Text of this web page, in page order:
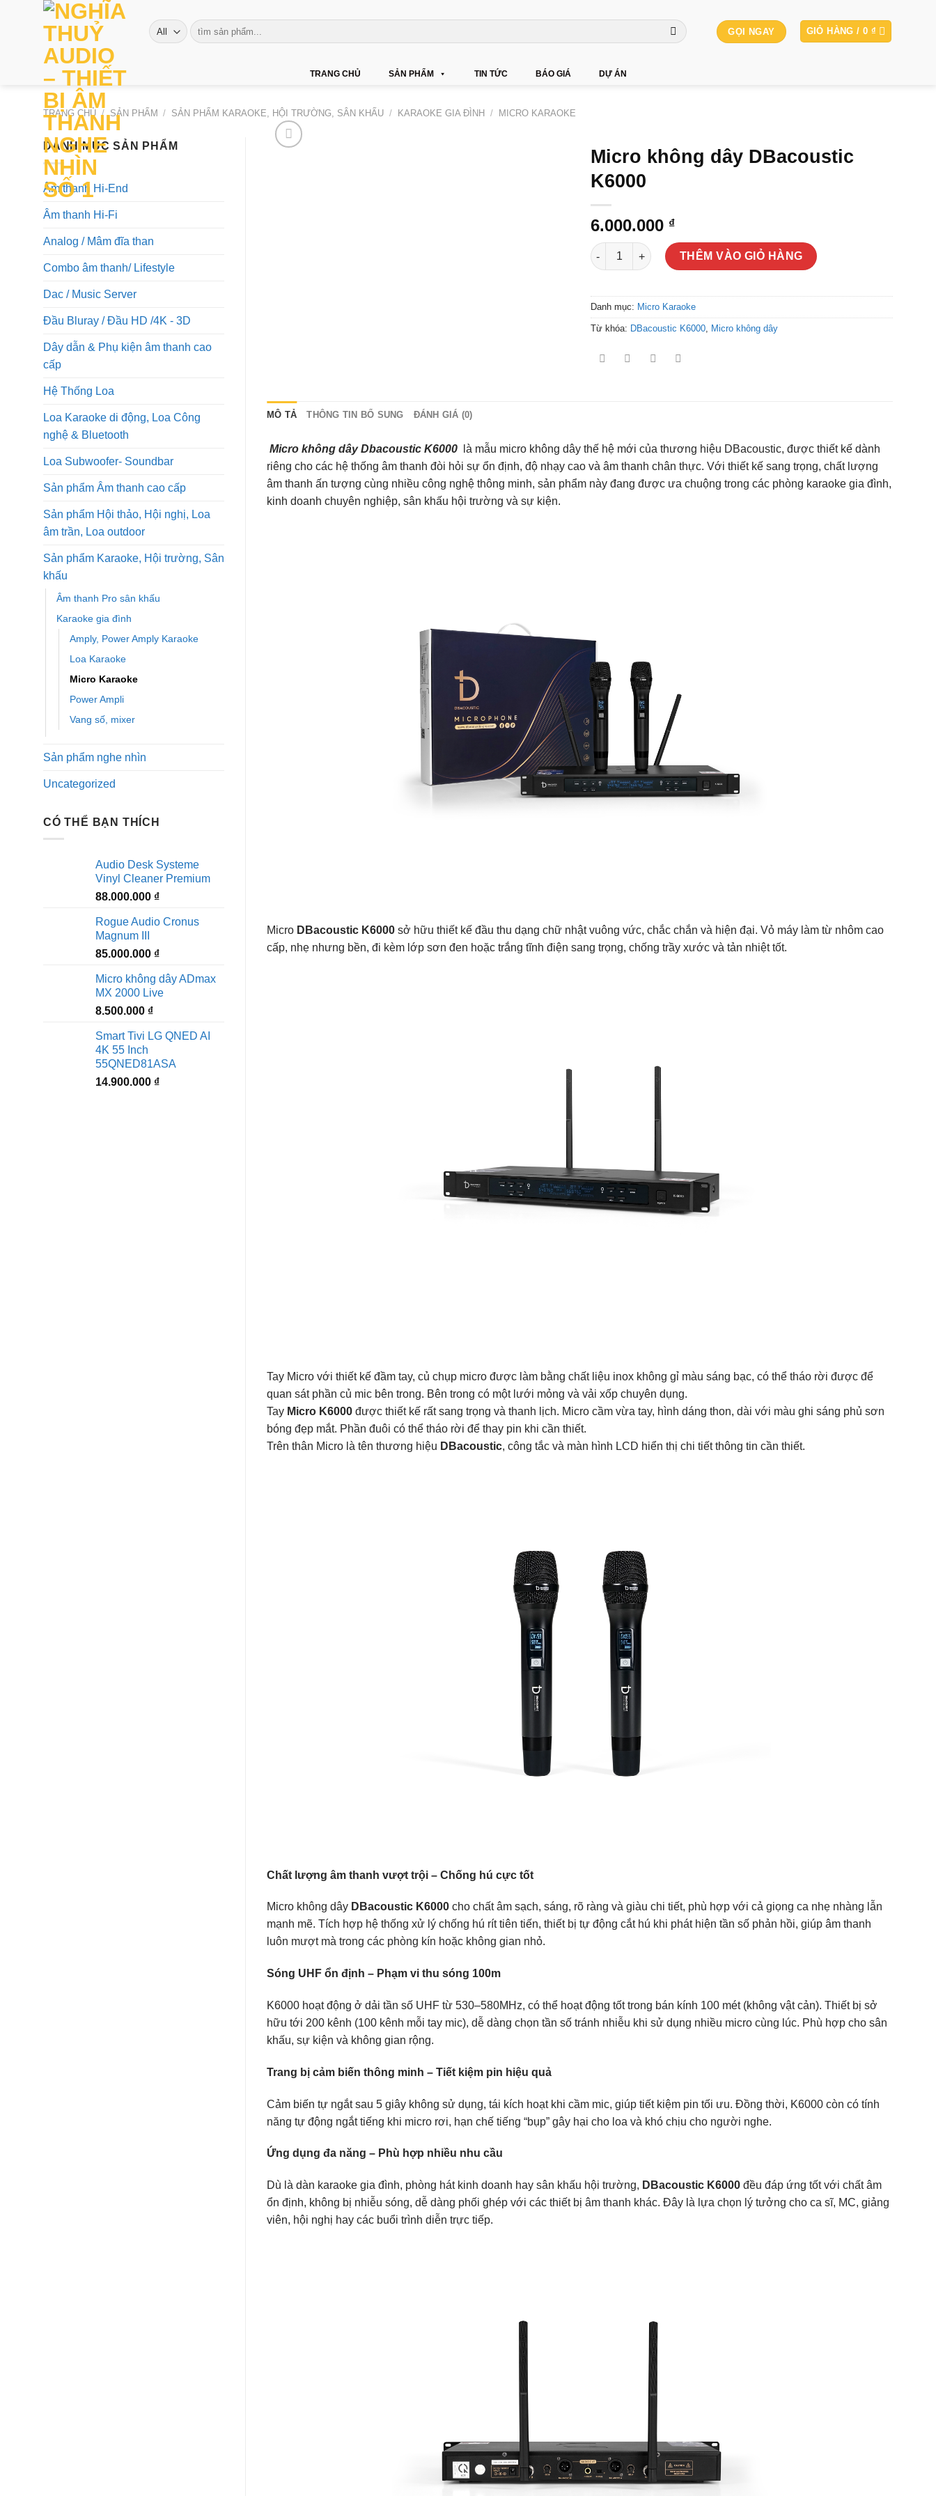
Tìm
kiếm:
GỌI NGAY GIỎ HÀNG / 0 ₫
TRANG CHỦ SẢN PHẨM TIN TỨC BÁO GIÁ DỰ ÁN
TRANG CHỦ / SẢN PHẨM / SẢN PHẨM KARAOKE, HỘI TRƯỜNG, SÂN KHẤU / KARAOKE GIA ĐÌNH / MICRO KARAOKE
DANH MỤC SẢN PHẨM
Âm thanh Hi-End
Âm thanh Hi-Fi
Analog / Mâm đĩa than
Combo âm thanh/ Lifestyle
Dac / Music Server
Đầu Bluray / Đầu HD /4K - 3D
Dây dẫn & Phụ kiện âm thanh cao
cấp
Hệ Thống Loa
Loa Karaoke di động, Loa Công
nghệ & Bluetooth
Loa Subwoofer- Soundbar
Sản phẩm Âm thanh cao cấp
Sản phẩm Hội thảo, Hội nghị, Loa
âm trần, Loa outdoor
Sản phẩm Karaoke, Hội trường, Sân
khấu
Âm thanh Pro sân khấu
Karaoke gia đình
Amply, Power Amply Karaoke
Loa Karaoke
Micro Karaoke
Power Ampli
Vang số, mixer
Sản phẩm nghe nhìn
Uncategorized
CÓ THỂ BẠN THÍCH
Audio Desk Systeme
Vinyl Cleaner Premium
88.000.000 ₫
Rogue Audio Cronus
Magnum III
85.000.000 ₫
Micro không dây ADmax
MX 2000 Live
8.500.000 ₫
Smart Tivi LG QNED AI
4K 55 Inch
55QNED81ASA
14.900.000 ₫
Micro không dây DBacoustic
K6000
6.000.000 ₫
Micro không dây DBacoustic K6000 số lượng
THÊM VÀO GIỎ HÀNG
Danh mục: Micro Karaoke
Từ khóa: DBacoustic K6000, Micro không dây
MÔ TẢ THÔNG TIN BỔ SUNG ĐÁNH GIÁ (0)
Micro không dây Dbacoustic K6000
là mẫu micro không dây thế hệ mới của thương hiệu DBacoustic, được thiết kế dành
riêng cho các hệ thống âm thanh đòi hỏi sự ổn định, độ nhạy cao và âm thanh chân thực. Với thiết kế sang trọng, chất lượng
âm thanh ấn tượng cùng nhiều công nghệ thông minh, sản phẩm này đang được ưa chuộng trong các phòng karaoke gia đình,
kinh doanh chuyên nghiệp, sân khấu hội trường và sự kiện.
Micro DBacoustic K6000 sở hữu thiết kế đầu thu dạng chữ nhật vuông vức, chắc chắn và hiện đại. Vỏ máy làm từ nhôm cao
cấp, nhẹ nhưng bền, đi kèm lớp sơn đen hoặc trắng tĩnh điện sang trọng, chống trầy xước và tản nhiệt tốt.
Tay Micro với thiết kế đầm tay, củ chụp micro được làm bằng chất liệu inox không gỉ màu sáng bạc, có thể tháo rời được để
quan sát phần củ mic bên trong. Bên trong có một lưới mỏng và vải xốp chuyên dụng.
Tay Micro K6000 được thiết kế rất sang trọng và thanh lịch. Micro cầm vừa tay, hình dáng thon, dài với màu ghi sáng phủ sơn
bóng đẹp mắt. Phần đuôi có thể tháo rời để thay pin khi cần thiết.
Trên thân Micro là tên thương hiệu DBacoustic, công tắc và màn hình LCD hiển thị chi tiết thông tin cần thiết.
Chất lượng âm thanh vượt trội – Chống hú cực tốt
Micro không dây DBacoustic K6000 cho chất âm sạch, sáng, rõ ràng và giàu chi tiết, phù hợp với cả giọng ca nhẹ nhàng lẫn
mạnh mẽ. Tích hợp hệ thống xử lý chống hú rít tiên tiến, thiết bị tự động cắt hú khi phát hiện tần số phản hồi, giúp âm thanh
luôn mượt mà trong các phòng kín hoặc không gian nhỏ.
Sóng UHF ổn định – Phạm vi thu sóng 100m
K6000 hoạt động ở dải tần số UHF từ 530–580MHz, có thể hoạt động tốt trong bán kính 100 mét (không vật cản). Thiết bị sở
hữu tới 200 kênh (100 kênh mỗi tay mic), dễ dàng chọn tần số tránh nhiễu khi sử dụng nhiều micro cùng lúc. Phù hợp cho sân
khấu, sự kiện và không gian rộng.
Trang bị cảm biến thông minh – Tiết kiệm pin hiệu quả
Cảm biến tự ngắt sau 5 giây không sử dụng, tái kích hoạt khi cầm mic, giúp tiết kiệm pin tối ưu. Đồng thời, K6000 còn có tính
năng tự động ngắt tiếng khi micro rơi, hạn chế tiếng “bụp” gây hại cho loa và khó chịu cho người nghe.
Ứng dụng đa năng – Phù hợp nhiều nhu cầu
Dù là dàn karaoke gia đình, phòng hát kinh doanh hay sân khấu hội trường, DBacoustic K6000 đều đáp ứng tốt với chất âm
ổn định, không bị nhiễu sóng, dễ dàng phối ghép với các thiết bị âm thanh khác. Đây là lựa chọn lý tưởng cho ca sĩ, MC, giảng
viên, hội nghị hay các buổi trình diễn trực tiếp.